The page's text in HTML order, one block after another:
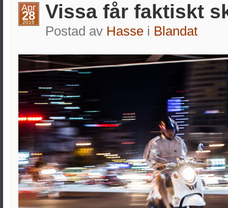
Apr
28
2016 Vissa får faktiskt
Postad av Hassei Blandat